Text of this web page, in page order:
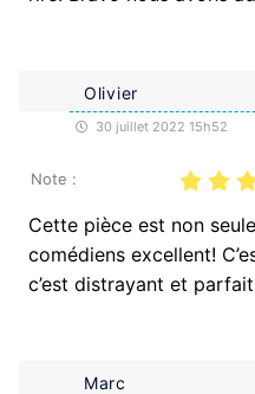
Olivier
30 juillet 2022 15h52
Note :
Cette pièce est non
comédiens excellent!
c’est distrayant et
Marc